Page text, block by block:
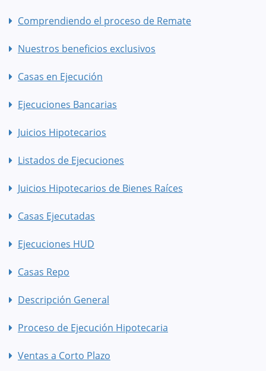
Comprendiendo el proceso de Remate
Nuestros beneficios exclusivos
Casas en Ejecución
Ejecuciones Bancarias
Juicios Hipotecarios
Listados de Ejecuciones
Juicios Hipotecarios de Bienes Raíces
Casas Ejecutadas
Ejecuciones HUD
Casas Repo
Descripción General
Proceso de Ejecución Hipotecaria
Ventas a Corto Plazo